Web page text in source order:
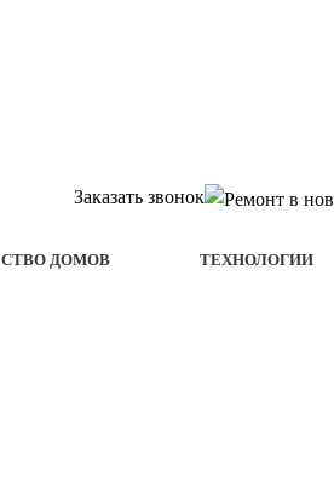
Заказать звонок
ДОМОВ ТЕХНОЛОГИИ